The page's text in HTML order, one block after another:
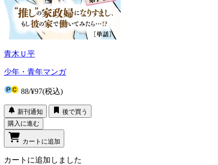
青木Ｕ平
少年・青年マンガ
88/¥97(税込)
新刊通知
後で買う
購入に進む
カートに追加
カートに追加しました